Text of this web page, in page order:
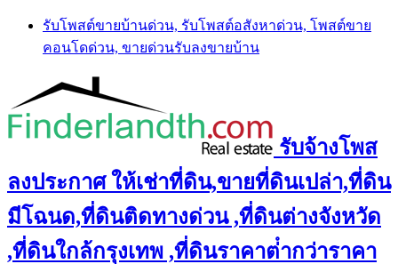
Skip
content
รับโพสต์ขายบ้านด่วน, รับโพสต์อสังหาด่วน, โพสต์ขาย
คอนโดด่วน, ขายด่วนรับลงขายบ้าน
รับจ้างโพส
ลงประกาศ ให้เช่าที่ดิน,ขายที่ดินเปล่า,ที่ดิน
มีโฉนด,ที่ดินติดทางด่วน ,ที่ดินต่างจังหวัด
,ที่ดินใกล้กรุงเทพ ,ที่ดินราคาต่ํากว่าราคา